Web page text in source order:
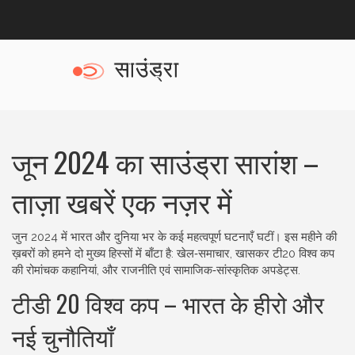
जून 2024 का साउंड्रा सारांश –
ताज़ा खबरें एक नज़र में
जुन 2024 में भारत और दुनिया भर के कई महत्वपूर्ण घटनाएँ घटीं। इस महीने की
ख़बरों को हमने दो मुख्य हिस्सों में बाँटा है: खेल‑समाचार, खासकर टी20 विश्व कप
की रोमांचक कहानियां, और राजनीति एवं सामाजिक‑सांस्कृतिक अपडेट्स.
टीडी 20 विश्व कप – भारत के हीरो और
नई चुनौतियाँ